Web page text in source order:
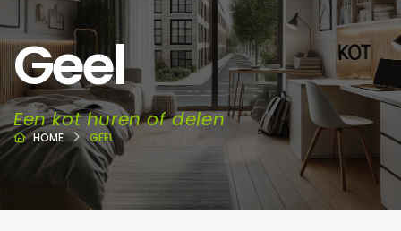
Geel
Een kot huren of delen
HOME GEEL